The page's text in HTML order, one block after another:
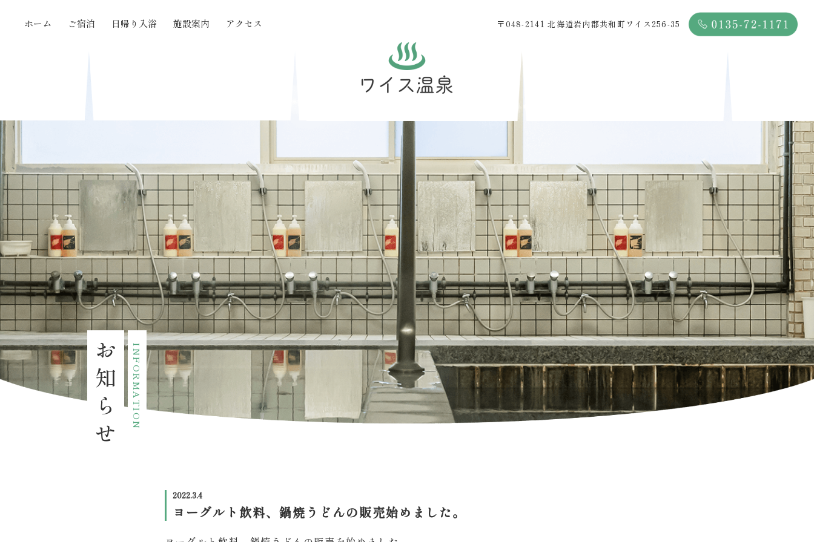
ホーム ご宿泊 日帰り入浴 施設案内 アクセス 〒048-2141 北海道岩内郡共和町ワイス256-35
お知らせ INFORMATION
2022.3.4
ヨーグルト飲料、鍋焼うどんの販売始めました。